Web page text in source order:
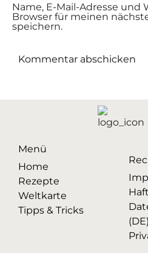
Name, E-Mail-Adresse und
Browser für meinen
speichern.
Menü
Home
Rezepte
Weltkarte
Tipps & Tricks
(DE)